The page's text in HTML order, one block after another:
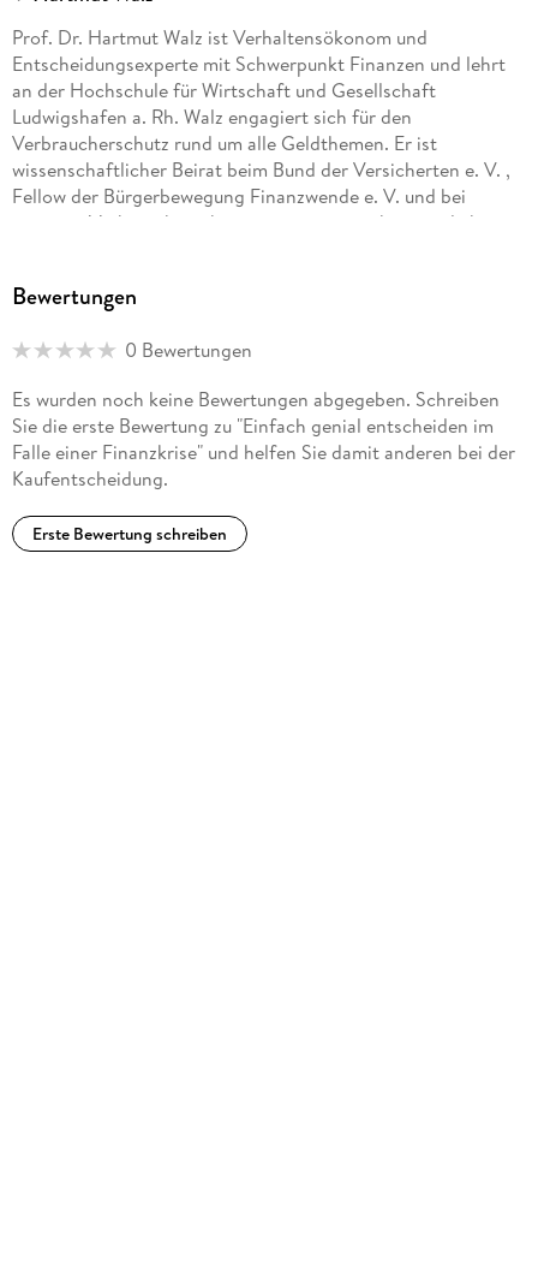
Prof. Dr. Hartmut Walz ist Verhaltensökonom und
Entscheidungsexperte mit Schwerpunkt Finanzen und lehrt
an der Hochschule für Wirtschaft und Gesellschaft
Ludwigshafen a. Rh. Walz engagiert sich für den
Verbraucherschutz rund um alle Geldthemen. Er ist
wissenschaftlicher Beirat beim Bund der Versicherten e. V. ,
Fellow der Bürgerbewegung Finanzwende e. V. und bei
weiteren Verbraucherschutzvereinigungen ehrenamtlich
Instagram-Account.
Bewertungen
0 Bewertungen
Es wurden noch keine Bewertungen abgegeben. Schreiben
Sie die erste Bewertung zu "Einfach genial entscheiden im
Falle einer Finanzkrise" und helfen Sie damit anderen bei der
Kaufentscheidung.
Erste Bewertung schreiben